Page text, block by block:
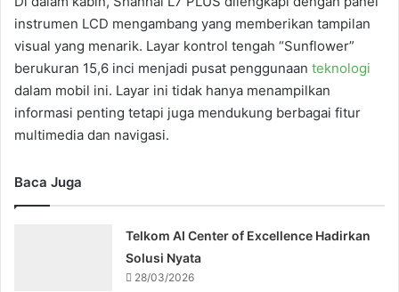
instrumen LCD mengambang yang memberikan tampilan
visual yang menarik. Layar kontrol tengah “Sunflower”
berukuran 15,6 inci menjadi pusat penggunaan teknologi
dalam mobil ini. Layar ini tidak hanya menampilkan
informasi penting tetapi juga mendukung berbagai fitur
multimedia dan navigasi.
Baca Juga
Telkom AI Center of Excellence Hadirkan
Solusi Nyata
28/03/2026